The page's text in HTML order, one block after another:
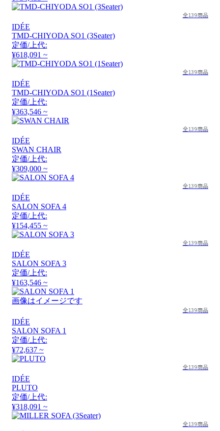
全139商品
IDÉE
TMD-CHIYODA SO1 (3Seater)
定価/上代:
¥618,091 ~
全139商品
IDÉE
TMD-CHIYODA SO1 (1Seater)
定価/上代:
¥363,546 ~
全139商品
IDÉE
SWAN CHAIR
定価/上代:
¥309,000 ~
全139商品
IDÉE
SALON SOFA 4
定価/上代:
¥154,455 ~
全139商品
IDÉE
SALON SOFA 3
定価/上代:
¥163,546 ~
画像はイメージです
全139商品
IDÉE
SALON SOFA 1
定価/上代:
¥72,637 ~
全139商品
IDÉE
PLUTO
定価/上代:
¥318,091 ~
全139商品